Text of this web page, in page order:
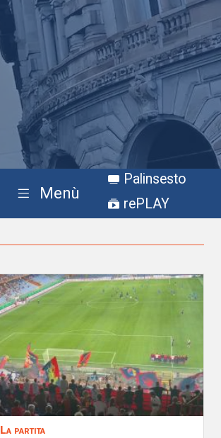
Menù
Palinsesto
rePLAY
La partita